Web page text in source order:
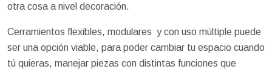
otra cosa a nivel decoración.
Cerramientos flexibles, modulares y con uso múltiple puede
ser una opción viable, para poder cambiar tu espacio cuando
tú quieras, manejar piezas con distintas funciones que